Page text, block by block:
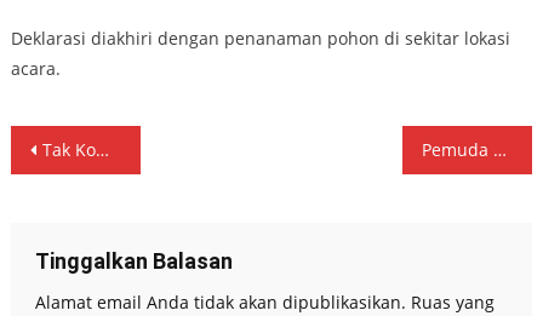
Deklarasi diakhiri dengan penanaman pohon di sekitar lokasi
acara.
Navigasi
Tak Kompeten. LPJ Desak Anies Copot Dirut TransJakarta Pemuda Muslim Sebut ‘Puan’ Tolak Lobi Politik Tunda Pemilu 2024
Tinggalkan Balasan
Alamat email Anda tidak akan dipublikasikan. Ruas yang